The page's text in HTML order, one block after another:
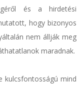
és a hirdetési
hogy bizonyos
nem állják meg
maradnak.
kulcsfontosságú mind